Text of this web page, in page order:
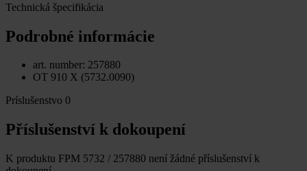
Technická špecifikácia
Podrobné informácie
art. number: 257880
OT 910 X (5732.0090)
Príslušenstvo 0
Příslušenství k dokoupení
K produktu FPM 5732 / 257880 není žádné příslušenství k